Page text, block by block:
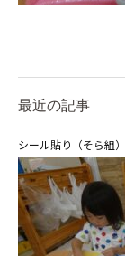
最近の記事
シール貼り（そら組）
グルー
関係先リ
学校法⼈諏
園
⼤阪府私⽴
社会福祉法